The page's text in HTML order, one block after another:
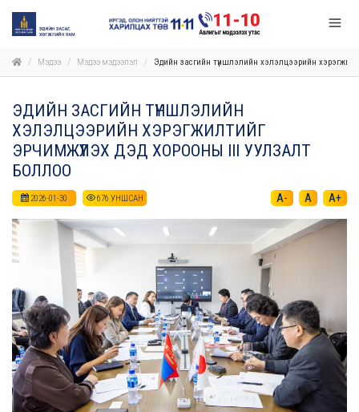
Мэдээ Мэдээ мэдээлэл Эдийн засгийн түншлэлийн хэлэлцээрийн
ЭДИЙН ЗАСГИЙН ТҮНШЛЭЛИЙН
ХЭЛЭЛЦЭЭРИЙН ХЭРЭГЖИЛТИЙГ
ЭРЧИМЖҮҮЛЭХ ДЭД ХОРООНЫ III УУЛЗАЛТ
БОЛЛОО
2026-01-30 676 УНШСАН A- A A+